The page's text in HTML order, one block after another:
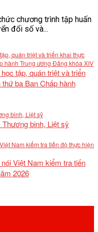
chương trình tập huấn
đổi số và...
tập, quán triệt và triển
ba Ban Chấp hành
binh, Liệt sỹ
Việt Nam kiểm tra tiến
2026